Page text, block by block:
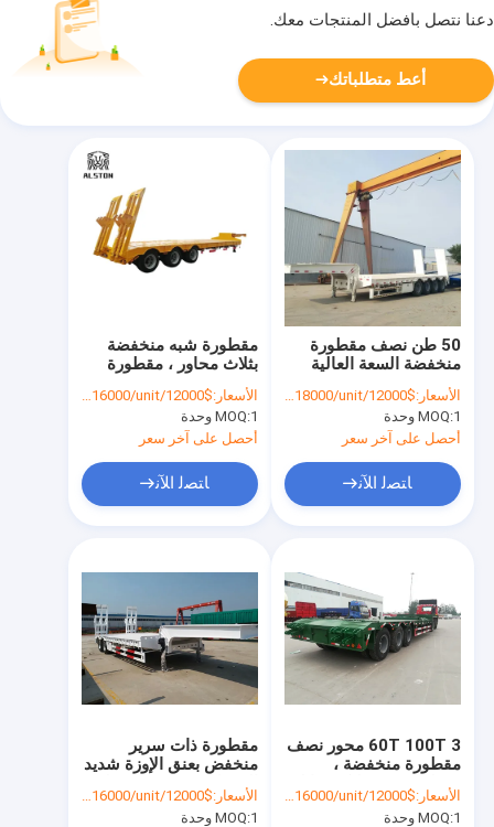
دعنا نتصل بأفضل المنتجات معك.
أعط متطلباتك
مقطورة شبه منخفضة
بثلاث محاور ، مقطورة
طن
الأسعار:$12000/unit-$16000/unit
MOQ:1 وحدة
أحصل على آخر سعر
ﺎﺘﺼﻟ ﺍﻶﻧ
50 طن نصف مقطورة
منخفضة السعة العالية
الأسعار:$12000/unit-$18000/unit
MOQ:1 وحدة
أحصل على آخر سعر
ﺎﺘﺼﻟ ﺍﻶﻧ
مقطورة ذات سرير
منخفض بعنق الإوزة شديد
50 طن 60 طن
الأسعار:$12000/unit-$16000/unit
MOQ:1 وحدة
60T 100T 3 محور نصف
مقطورة منخفضة ،
مقطورة هيدروليكية قابلة
للتمديد
الأسعار:$12000/unit-$16000/unit
MOQ:1 وحدة